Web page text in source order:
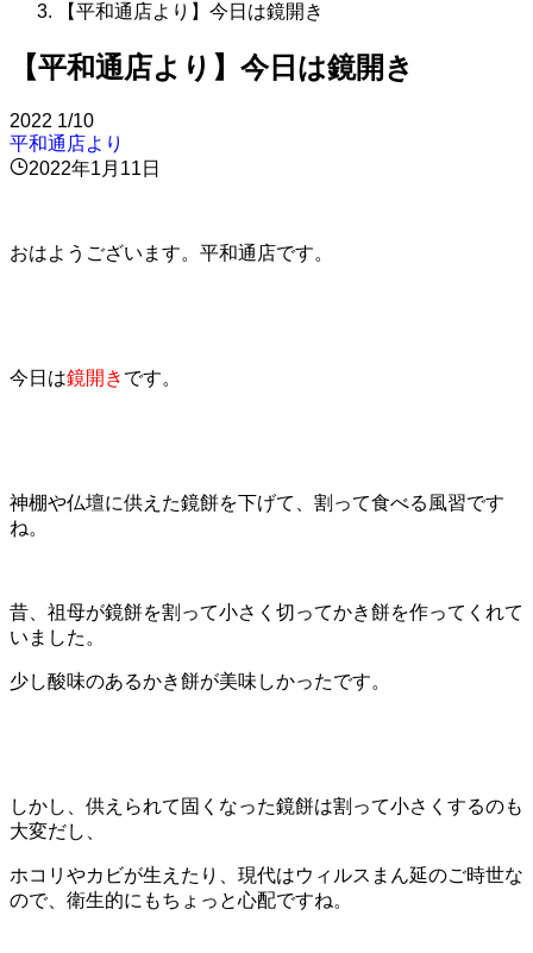
【平和通店より】今日は鏡開き
【平和通店より】今日は鏡開き
2022 1/10
平和通店より
2022年1月11日
おはようございます。平和通店です。
今日は鏡開き です。
神棚や仏壇に供えた鏡餅を下げて、割って食べる風習です
ね。
昔、祖母が鏡餅を割って小さく切ってかき餅を作ってくれて
いました。
少し酸味のあるかき餅が美味しかったです。
しかし、供えられて固くなった鏡餅は割って小さくするのも
大変だし、
ホコリやカビが生えたり、現代はウィルスまん延のご時世な
ので、衛生的にもちょっと心配ですね。